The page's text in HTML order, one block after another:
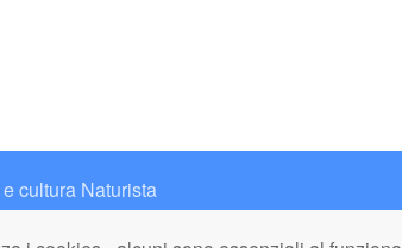
cultura Naturista